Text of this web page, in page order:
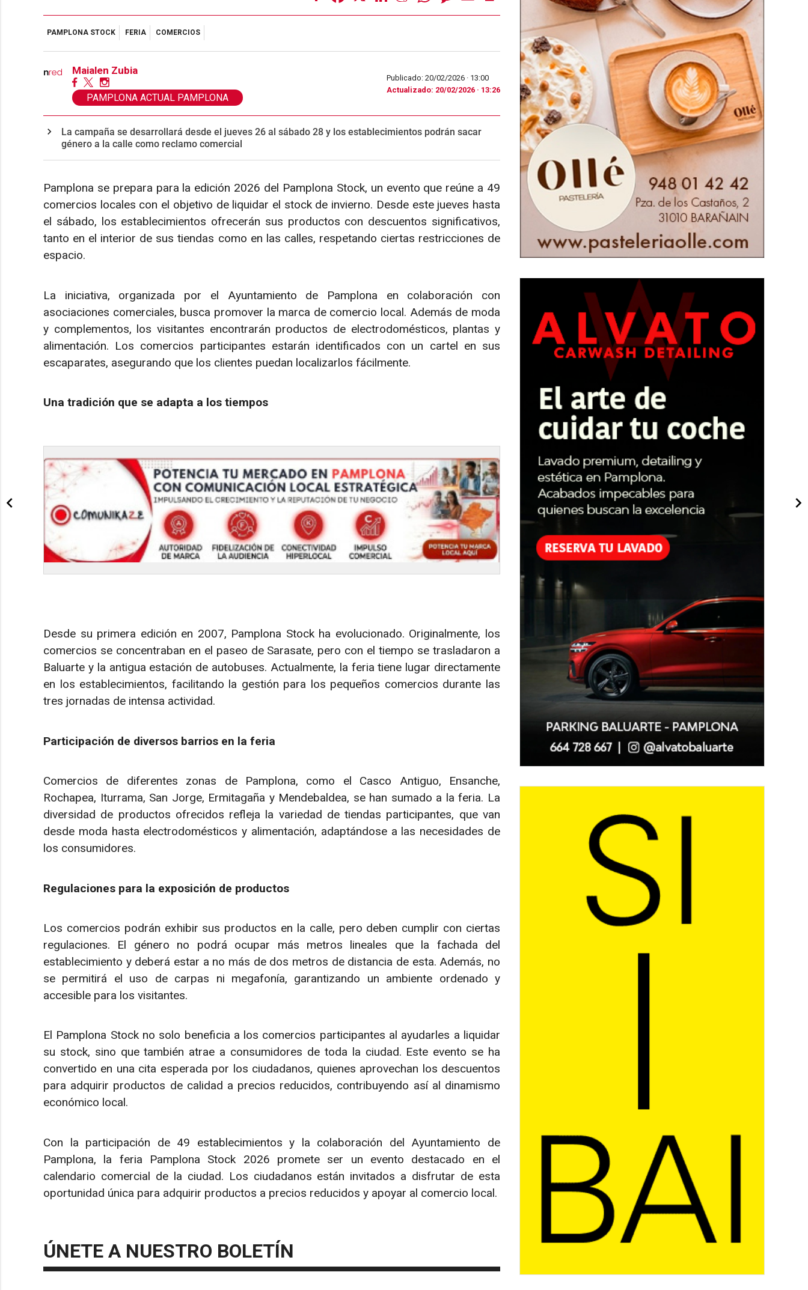
PAMPLONA STOCK FERIA COMERCIOS
Maialen Zubia
PAMPLONA ACTUAL PAMPLONA
Publicado: 20/02/2026 · 13:00
Actualizado: 20/02/2026 · 13:26
La campaña se desarrollará desde el jueves 26 al sábado 28 y los establecimientos podrán sacar
género a la calle como reclamo comercial
Pamplona se prepara para la edición 2026 del Pamplona Stock, un evento que reúne a 49
comercios locales con el objetivo de liquidar el stock de invierno. Desde este jueves hasta
el sábado, los establecimientos ofrecerán sus productos con descuentos significativos,
tanto en el interior de sus tiendas como en las calles, respetando ciertas restricciones de
espacio.
La iniciativa, organizada por el Ayuntamiento de Pamplona en colaboración con
asociaciones comerciales, busca promover la marca de comercio local. Además de moda
y complementos, los visitantes encontrarán productos de electrodomésticos, plantas y
alimentación. Los comercios participantes estarán identificados con un cartel en sus
escaparates, asegurando que los clientes puedan localizarlos fácilmente.
Una tradición que se adapta a los tiempos
Desde su primera edición en 2007, Pamplona Stock ha evolucionado. Originalmente, los
comercios se concentraban en el paseo de Sarasate, pero con el tiempo se trasladaron a
Baluarte y la antigua estación de autobuses. Actualmente, la feria tiene lugar directamente
en los establecimientos, facilitando la gestión para los pequeños comercios durante las
tres jornadas de intensa actividad.
Participación de diversos barrios en la feria
Comercios de diferentes zonas de Pamplona, como el Casco Antiguo, Ensanche,
Rochapea, Iturrama, San Jorge, Ermitagaña y Mendebaldea, se han sumado a la feria. La
diversidad de productos ofrecidos refleja la variedad de tiendas participantes, que van
desde moda hasta electrodomésticos y alimentación, adaptándose a las necesidades de
los consumidores.
Regulaciones para la exposición de productos
Los comercios podrán exhibir sus productos en la calle, pero deben cumplir con ciertas
regulaciones. El género no podrá ocupar más metros lineales que la fachada del
establecimiento y deberá estar a no más de dos metros de distancia de esta. Además, no
se permitirá el uso de carpas ni megafonía, garantizando un ambiente ordenado y
accesible para los visitantes.
El Pamplona Stock no solo beneficia a los comercios participantes al ayudarles a liquidar
su stock, sino que también atrae a consumidores de toda la ciudad. Este evento se ha
convertido en una cita esperada por los ciudadanos, quienes aprovechan los descuentos
para adquirir productos de calidad a precios reducidos, contribuyendo así al dinamismo
económico local.
Con la participación de 49 establecimientos y la colaboración del Ayuntamiento de
Pamplona, la feria Pamplona Stock 2026 promete ser un evento destacado en el
calendario comercial de la ciudad. Los ciudadanos están invitados a disfrutar de esta
oportunidad única para adquirir productos a precios reducidos y apoyar al comercio local.
ÚNETE A NUESTRO BOLETÍN